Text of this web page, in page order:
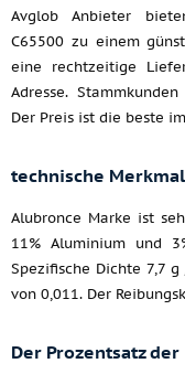
Avglob Anbieter
C65500 zu einem
eine rechtzeitige
Adresse.
Der Preis ist die beste
technische
Alubronce Marke ist
11% Aluminium und
Spezifische Dichte 7,7
von 0,011. Der
Der Prozentsatz der